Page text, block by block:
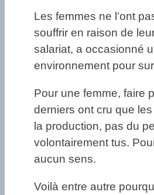
Les femmes ne l’ont
souffrir en raison de
salariat, a occasionné
environnement pour
Pour une femme, faire
derniers ont cru que
la production, pas du
volontairement tus.
aucun sens.
Voilà entre autre